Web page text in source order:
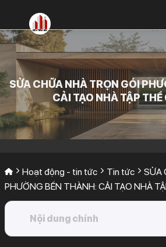
nội
dung
SỬA CHỮA NHÀ TRỌN GÓI
CẢI TẠO NHÀ TẬP
Hoạt động - tin tức Tin tức
SỬA
PHƯỜNG BẾN THÀNH: CẢI TẠO NHÀ
Nội dung chính